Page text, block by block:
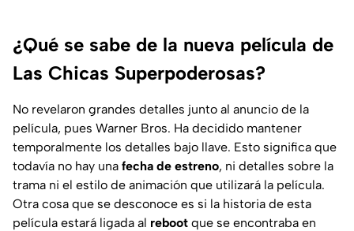
¿Qué se sabe de la nueva película de
Las Chicas Superpoderosas?
No revelaron grandes detalles junto al anuncio de la
película, pues Warner Bros. Ha decidido mantener
temporalmente los detalles bajo llave. Esto significa que
todavía no hay una fecha de estreno, ni detalles sobre la
trama ni el estilo de animación que utilizará la película.
Otra cosa que se desconoce es si la historia de esta
película estará ligada al reboot que se encontraba en